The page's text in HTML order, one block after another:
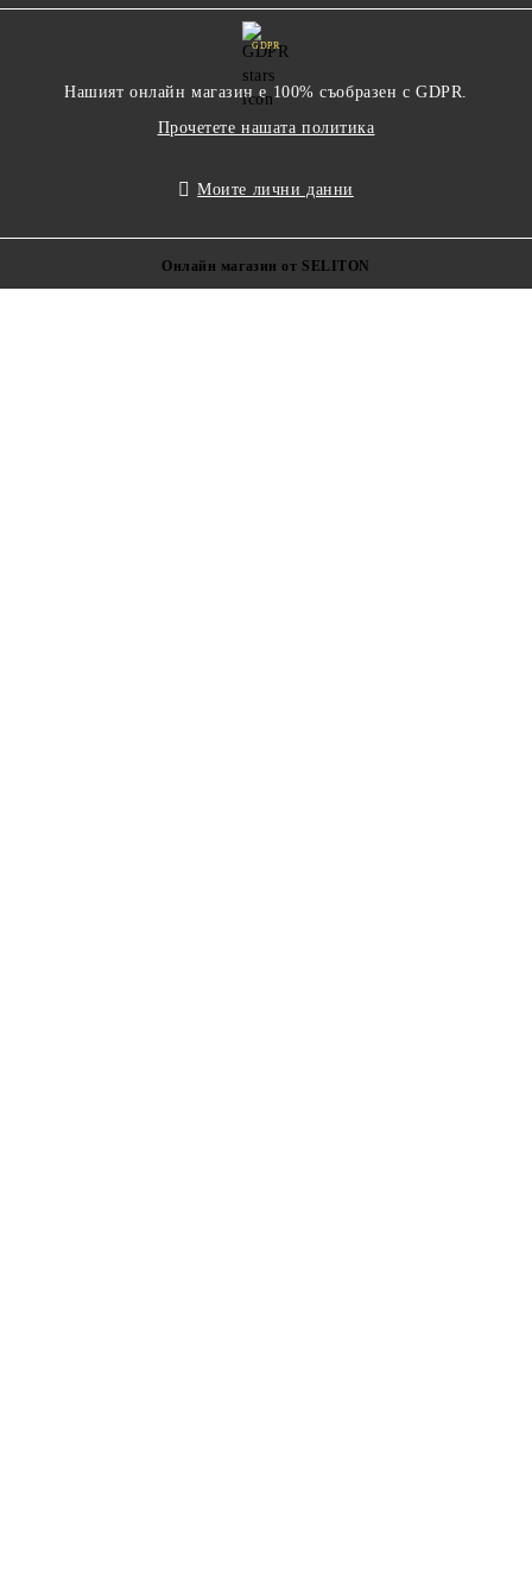
GDPR
Нашият онлайн магазин е 100% съобразен с GDPR.
Прочетете нашата политика
Моите лични данни
Онлайн магазин от SELITON